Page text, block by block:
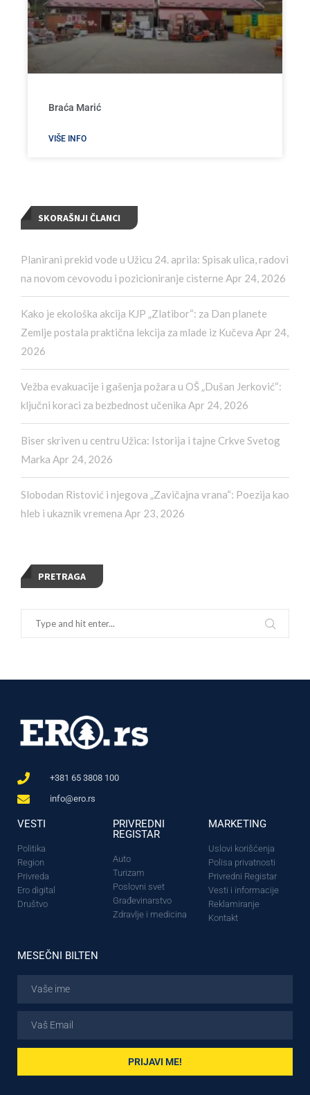
Braća Marić
VIŠE INFO
SKORAŠNJI ČLANCI
Planirani prekid vode u Užicu 24. aprila: Spisak ulica, radovi
na novom cevovodu i pozicioniranje cisterne Apr 24, 2026
Kako je ekološka akcija KJP „Zlatibor“: za Dan planete
Zemlje postala praktična lekcija za mlade iz Kučeva Apr 24,
2026
Vežba evakuacije i gašenja požara u OŠ „Dušan Jerković“:
ključni koraci za bezbednost učenika Apr 24, 2026
Biser skriven u centru Užica: Istorija i tajne Crkve Svetog
Marka Apr 24, 2026
Slobodan Ristović i njegova „Zavičajna vrana“: Poezija kao
hleb i ukaznik vremena Apr 23, 2026
PRETRAGA
+381 65 3808 100
info@ero.rs
VESTI
Politika
Region
Privreda
Ero digital
Društvo
PRIVREDNI
REGISTAR
Auto
Turizam
Poslovni svet
Građevinarstvo
Zdravlje i medicina
MARKETING
Uslovi korišćenja
Polisa privatnosti
Privredni Registar
Vesti i informacije
Reklamiranje
Kontakt
MESEČNI BILTEN
PRIJAVI ME!